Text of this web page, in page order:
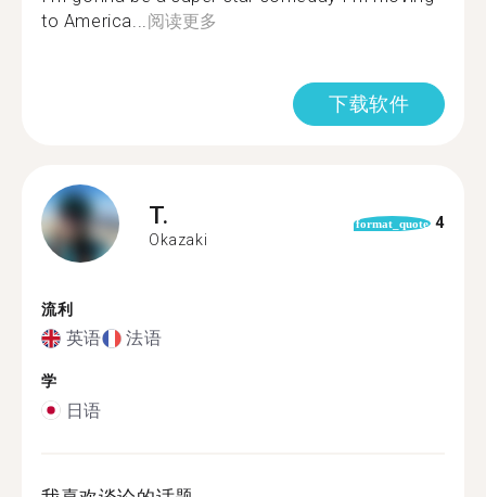
to America... 阅读更多
下载软件
T.
Okazaki
format_quote 4
流利
英语 法语
学
日语